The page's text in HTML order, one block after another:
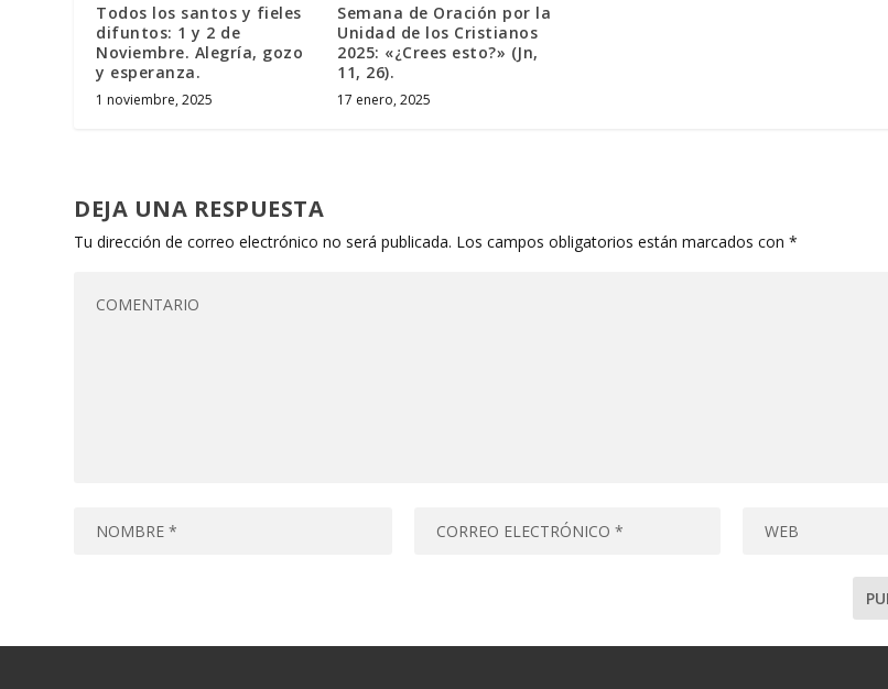
Todos los santos y fieles
difuntos: 1 y 2 de
Noviembre. Alegría, gozo
y esperanza.
1 noviembre, 2025
Semana de Oración por la
Unidad de los Cristianos
2025: «¿Crees esto?» (Jn,
11, 26).
17 enero, 2025
DEJA UNA RESPUESTA
Tu dirección de correo electrónico no será publicada. Los campos obligatorios están marcados con*